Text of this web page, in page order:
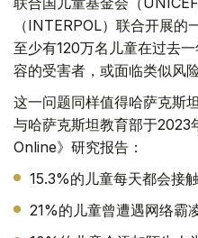
（INTERPOL）联合开展的
至少有120万名儿童在过去
容的受害者，或面临类似风险
这一问题同样值得哈萨克斯
与哈萨克斯坦教育部于
Online》研究报告：
15.3%的儿童每天都会接
21%的儿童曾遭遇网络霸